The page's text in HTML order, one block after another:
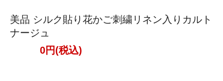
美品 シルク貼り花かご刺繍リネン入りカルト
ナージュ
0円(税込)